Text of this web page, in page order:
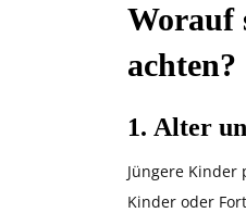
Worauf
achten?
1. Alter
Jüngere
Kinder oder